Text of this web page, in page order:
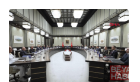
kaydedildi